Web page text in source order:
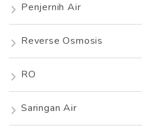
Penjernih Air
Reverse Osmosis
RO
Saringan Air